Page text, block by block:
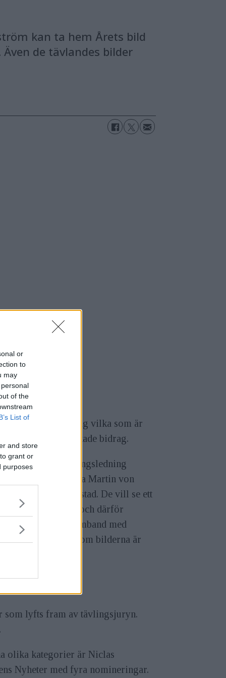
or
to
may
of the
List of
and store
grant or
purposes
kan ta hem Årets bild
de tävlandes bilder
presenterar i dag vilka som är
med vilka inskickade bidrag.
bild har en ny tävlingsledning
av fotograferna Martin von
och Vilhelm Stokstad. De vill se ett
fokus på innehåll och därför
bilderna i samband med
även om bilderna är
som lyfts fram av tävlingsjuryn.
olika kategorier är Niclas
Nyheter med fyra nomineringar.